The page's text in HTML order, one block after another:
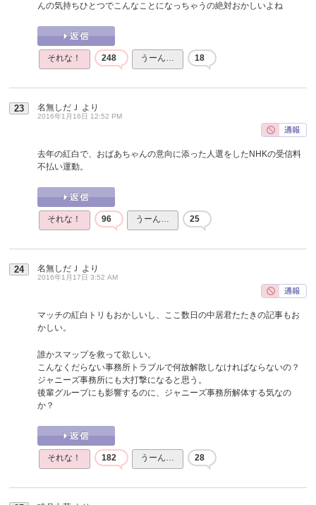
んの気持ちひとつでこんなことになっちゃうの絶対おかしいよね
それな！ 248 うーん… 18
23 名無しだＪ より
2016年1月16日 12:52 PM
去年の紅白で、おばあちゃんの意向に添った人選をしたNHKの受信料
不払い運動。
それな！ 96 うーん… 25
24 名無しだＪ より
2016年1月17日 3:52 AM
マッチの紅白トリもおかしいし、ここ数日の中居君たたきの記事もお
かしい。
誰かスマップを救って欲しい。
こんなくだらない事務所トラブルで何故解散しなければならないの？
ジャニーズ事務所にも大打撃になると思う。
後輩グループにも影響するのに、ジャニーズ事務所解体する気なの
か？
それな！ 182 うーん… 28